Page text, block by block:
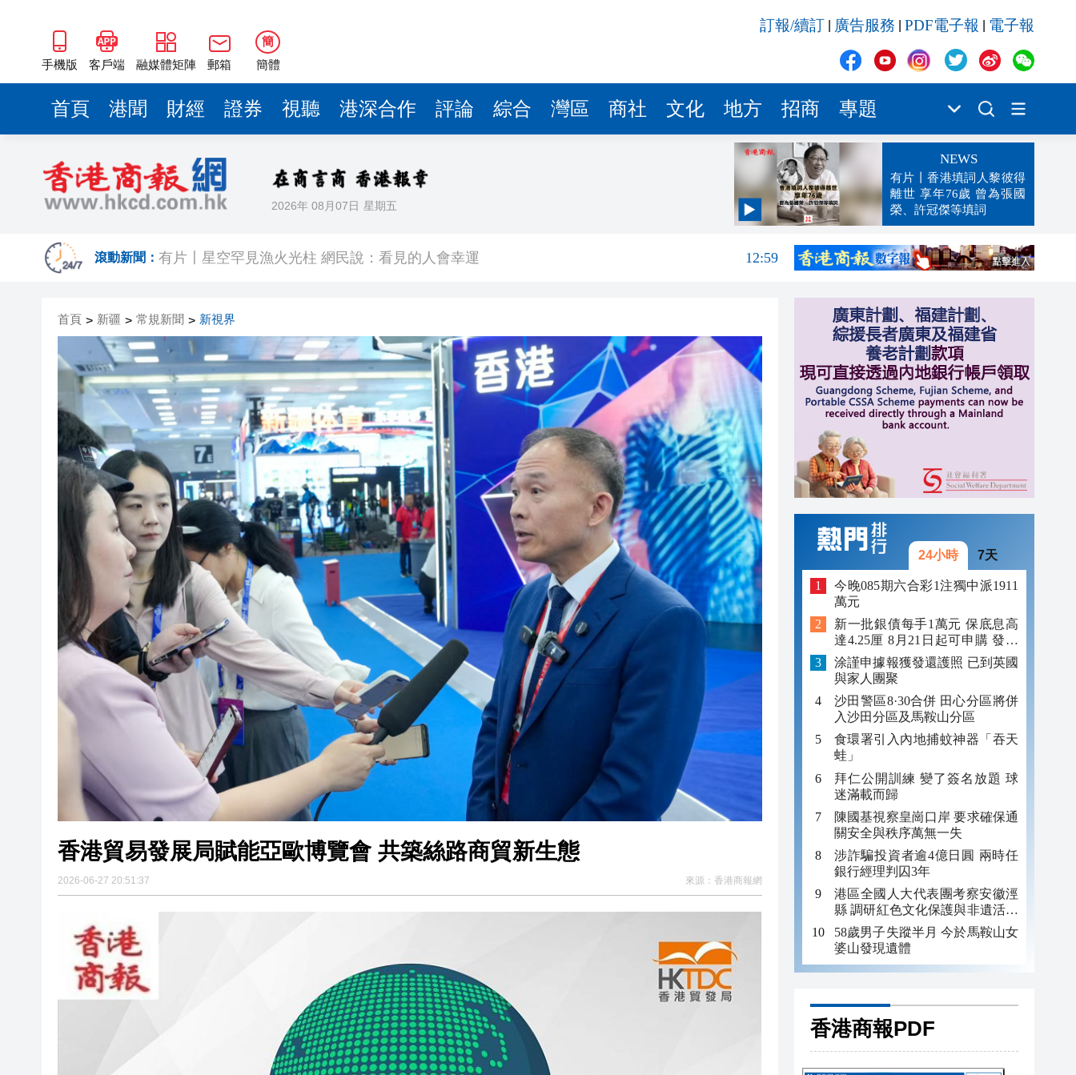
手機版 客戶端 融媒體矩陣 郵箱
簡
簡體
訂報/續訂 廣告服務 PDF電子報 電子報
首頁 港聞 財經 證券 視聽 港深合作 評論 綜合 灣區 商社 文化 地方 招商 專題
2026年 08月07日 星期五
NEWS
有片丨香港填詞人黎彼得
離世 享年76歲 曾為張國
榮、許冠傑等填詞
滾動新聞：
13:02
有片〡星空罕見漁火光柱 網民說：看見的人會幸運
12:59
有片〡霍啟剛FB「當你看見可以吃的毛筆」網民點贊：滿腹墨水
有片｜重慶一隧道口驚現飛車上樹 監控記錄「起飛瞬間」
12:03
【股市風向標】大模型雙雄再度強勢反彈
11:56
深圳市第三人民醫院盧洪洲教授牽頭臨床研究的1類創新藥成功入選《自然》雜誌年度榜單
11:47
【A股午評】三大指數集體上漲 創業板指漲1.75%
11:40
首頁 > 新疆 > 常規新聞 > 新視界
香港貿易發展局賦能亞歐博覽會 共築絲路商貿新生態
2026-06-27 20:51:37 來源： 香港商報網
24小時 7天
今晚085期六合彩1注獨中派1911
萬元
新一批銀債每手1萬元 保底息高
達4.25厘 8月21日起可申購 發行
金額最多550億
涂謹申據報獲發還護照 已到英國
與家人團聚
沙田警區8·30合併 田心分區將併
入沙田分區及馬鞍山分區
食環署引入內地捕蚊神器「吞天
蛙」
拜仁公開訓練 變了簽名放題 球
迷滿載而歸
陳國基視察皇崗口岸 要求確保通
關安全與秩序萬無一失
涉詐騙投資者逾4億日圓 兩時任
銀行經理判囚3年
港區全國人大代表團考察安徽涇
縣 調研紅色文化保護與非遺活態
傳承
58歲男子失蹤半月 今於馬鞍山女
婆山發現遺體
香港商報PDF